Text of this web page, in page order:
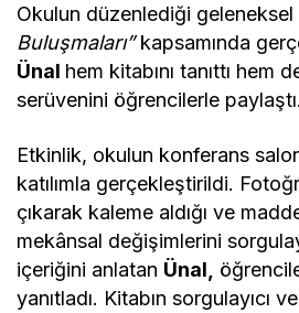
Okulun düzenlediği geleneksel
Buluşmaları”kapsamında
Ünal hem kitabını tanıttı hem
serüvenini öğrencilerle paylaştı.
Etkinlik, okulun konferans
katılımla gerçekleştirildi.
çıkarak kaleme aldığı ve
mekânsal değişimlerini
içeriğini anlatan Ünal,
yanıtladı. Kitabın sorgulayıcı